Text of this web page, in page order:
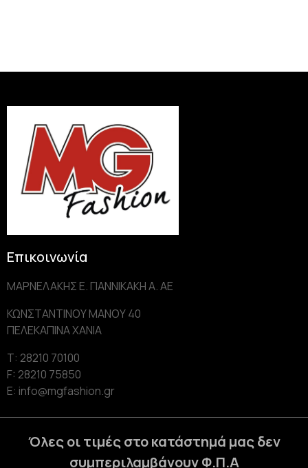
Επικοινωνία
ΜΑΡΝΕΛΑΚΗΣ Ε. ΓΙΑΝΝΙΚΑΚΗ Α. AE
ΚΩΝΣΤΑΝΤΙΝΟΥ ΜΑΝΟΥ 40
ΠΕΛΕΚΑΠΙΝΑ ΧΑΝΙΑ
Τ: 28210 70100
F: 28210 75850
Ε: info@mgfashion.gr
Όλες οι τιμές στο κατάστημά μας δεν
συμπεριλαμβάνουν Φ.Π.Α